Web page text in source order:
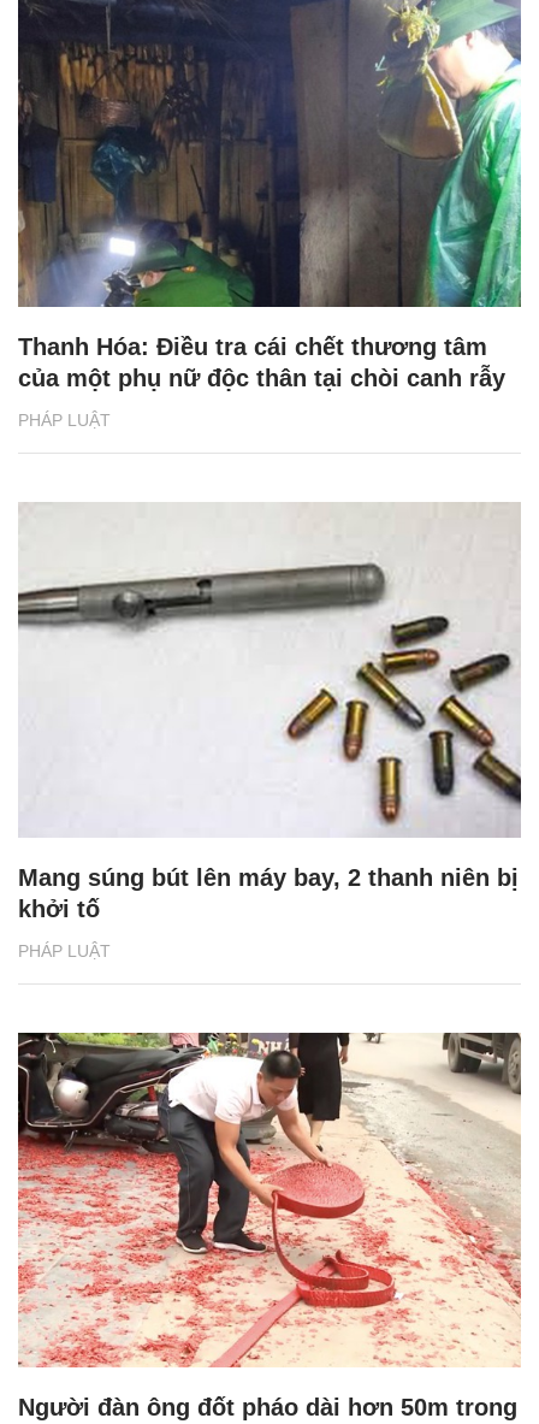
PHÁP LUẬT
Thanh Hóa: Điều tra cái chết thương tâm
của một phụ nữ độc thân tại chòi canh rẫy
PHÁP LUẬT
Mang súng bút lên máy bay, 2 thanh niên bị
khởi tố
Người đàn ông đốt pháo dài hơn 50m trong